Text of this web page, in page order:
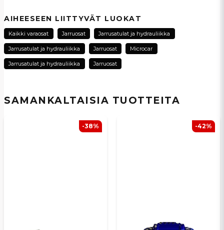
SAMANKALTAISIA ​​TUOTTEITA
-38% -42%
Kysy meiltä tästä tuotteesta...
name
Nimi
email
Sähköpostiosoite
AIHEESEEN LIITTYVÄT LUOKAT
Kaikki varaosat Jarruosat Jarrusatulat ja hydrauliikka
Jarrusatulat ja hydrauliikka Jarruosat Microcar
Jarrusatulat ja hydrauliikka Jarruosat